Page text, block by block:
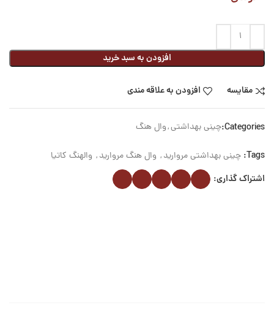
افزودن به سبد خرید
مقایسه افزودن به علاقه مندی
Categories: چینی بهداشتی,وال هنگ
Tags: چینی بهداشتی مروارید, وال هنگ مروارید, والهنگ کاتیا
اشتراک گذاری: